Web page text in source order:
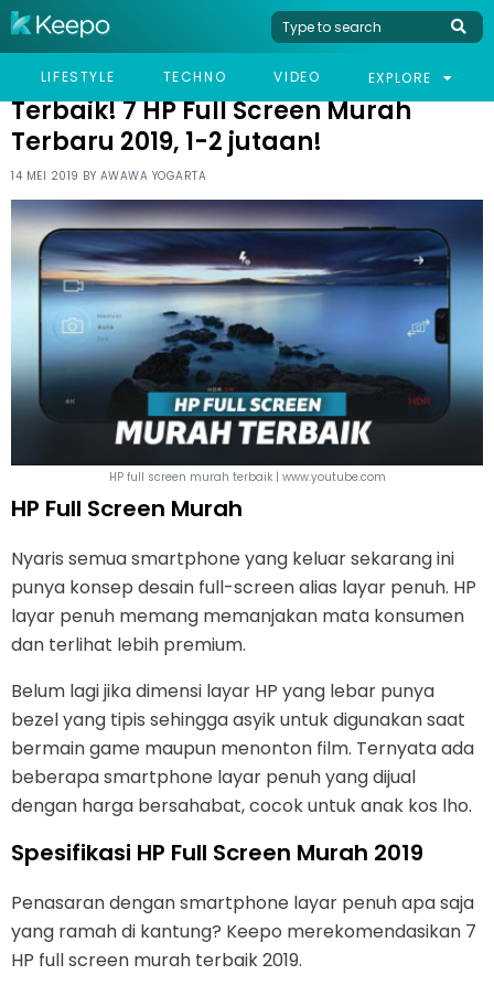
LIFESTYLE TECHNO VIDEO EXPLORE
HOME TECHNO TERBAIK! 7 HP FULL SCREEN MURAH TERBARU 2019, 1-2 JUTAAN!
Terbaik! 7 HP Full Screen Murah
Terbaru 2019, 1-2 jutaan!
14 MEI 2019 BY AWAWA YOGARTA
HP full screen murah terbaik | www.youtube.com
HP Full Screen Murah
Nyaris semua smartphone yang keluar sekarang ini
punya konsep desain full-screen alias layar penuh. HP
layar penuh memang memanjakan mata konsumen
dan terlihat lebih premium.
Belum lagi jika dimensi layar HP yang lebar punya
bezel yang tipis sehingga asyik untuk digunakan saat
bermain game maupun menonton film. Ternyata ada
beberapa smartphone layar penuh yang dijual
dengan harga bersahabat, cocok untuk anak kos lho.
Spesifikasi HP Full Screen Murah 2019
Penasaran dengan smartphone layar penuh apa saja
yang ramah di kantung? Keepo merekomendasikan 7
HP full screen murah terbaik 2019.